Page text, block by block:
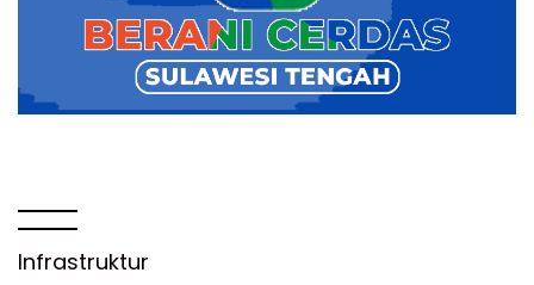
Infrastruktur